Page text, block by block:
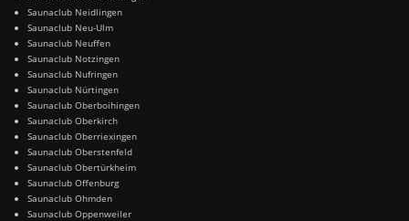
Saunaclub Neidlingen
Saunaclub Neu-Ulm
Saunaclub Neuffen
Saunaclub Notzingen
Saunaclub Nufringen
Saunaclub Nürtingen
Saunaclub Oberboihingen
Saunaclub Oberkirch
Saunaclub Oberriexingen
Saunaclub Oberstenfeld
Saunaclub Obertürkheim
Saunaclub Offenburg
Saunaclub Ohmden
Saunaclub Oppenweiler